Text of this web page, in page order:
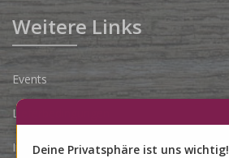
Weitere Links
Events
Lieferbedingungen
Impressum
Deine Privatsphäre ist uns wichtig!